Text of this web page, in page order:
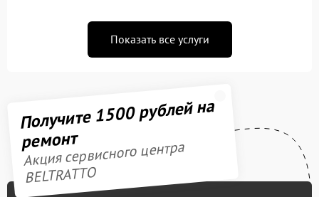
Показать все услуги
Получите 1500 рублей на
ремонт
Акция сервисного центра
BELTRATTO